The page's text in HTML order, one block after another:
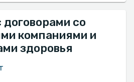
договорами со
компаниями и
здоровья